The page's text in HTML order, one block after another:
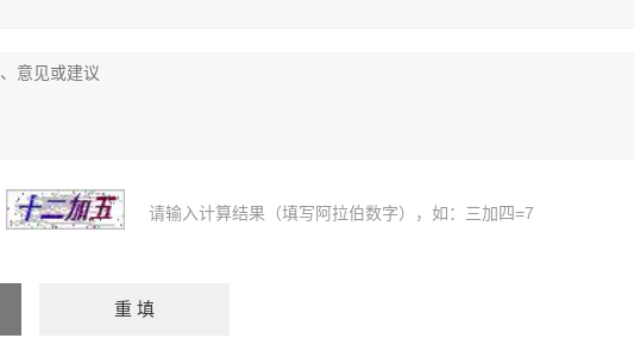
请输入计算结果（填写阿拉伯数字），如：三加四=7